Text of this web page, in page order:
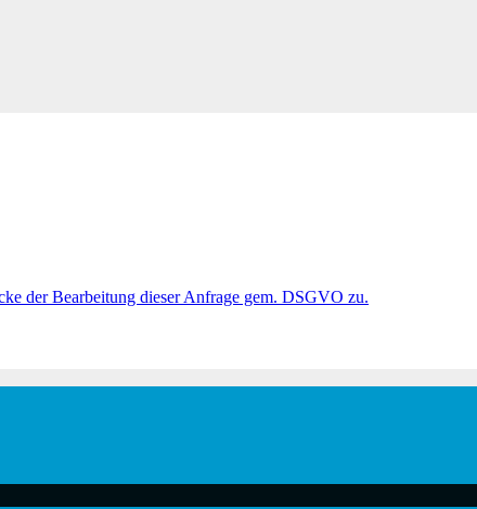
der Bearbeitung dieser Anfrage gem. DSGVO zu.